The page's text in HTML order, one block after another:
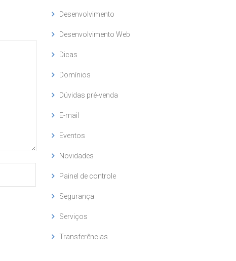
Desenvolvimento
Desenvolvimento Web
Dicas
Domínios
Dúvidas pré-venda
E-mail
Eventos
Novidades
Painel de controle
Segurança
Serviços
Transferências